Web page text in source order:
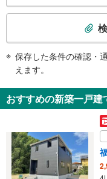
・改札内
その他
検
知
を
け
取
る
・
保存した条件の確認・
えます。
おすすめの新築一戸建